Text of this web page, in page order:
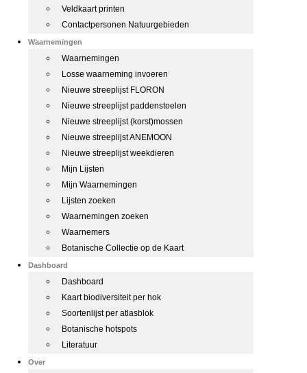
Veldkaart printen
Contactpersonen Natuurgebieden
Waarnemingen
Waarnemingen
Losse waarneming invoeren
Nieuwe streeplijst FLORON
Nieuwe streeplijst paddenstoelen
Nieuwe streeplijst (korst)mossen
Nieuwe streeplijst ANEMOON
Nieuwe streeplijst weekdieren
Mijn Lijsten
Mijn Waarnemingen
Lijsten zoeken
Waarnemingen zoeken
Waarnemers
Botanische Collectie op de Kaart
Dashboard
Dashboard
Kaart biodiversiteit per hok
Soortenlijst per atlasblok
Botanische hotspots
Literatuur
Over